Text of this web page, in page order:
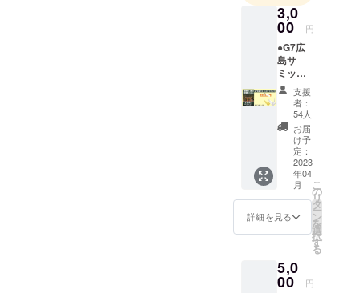
3,0
00 円
●G7広
島サ
ミット
ガイド
ブック
（164頁
予定）1
冊にお
礼状を
添えて
お届け
いたし
ます。
支援
者：
54人
お届
け予
定：
2023
年04
月
詳細を見る
こ
の
リ
タ
ー
ン
を
選
択
す
る
5,0
00 円